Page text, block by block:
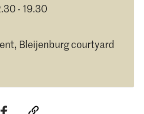
- 19.30
Bleijenburg courtyard